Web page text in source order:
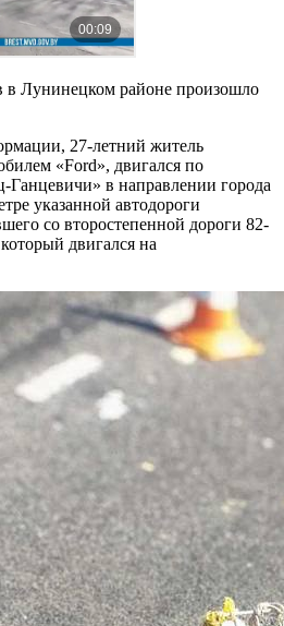
в Лунинецком районе произошло
27-летний житель
«Ford», двигался по
Ганцевичи» в направлении города
указанной автодороги
со второстепенной дороги 82-
двигался на